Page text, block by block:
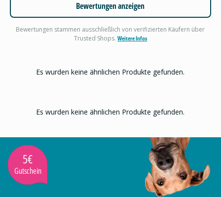
Bewertungen anzeigen
Bewertungen stammen ausschließlich von verifizierten Käufern über
Trusted Shops. Weitere Infos
Es wurden keine ähnlichen Produkte gefunden.
Es wurden keine ähnlichen Produkte gefunden.
5€
Gutschein